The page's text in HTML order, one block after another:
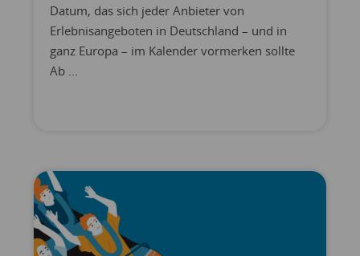
Datum, das sich jeder Anbieter von
Erlebnisangeboten in Deutschland – und in
ganz Europa – im Kalender vormerken sollte
Ab ...